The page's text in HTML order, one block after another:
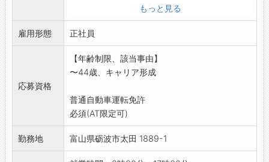
・ガラス製品の梱包作業
・出荷作業(工場内での荷物の移動、荷積み作業
等)
【変更範囲:変更なし】
※面接を希望される方は、事前にハローワーク
の「紹介状」の交付
もっと見る
雇用形態 正社員
応募資格
【年齢制限、該当事由】
〜44歳、キャリア形成
普通自動車運転免許
必須(AT限定可)
勤務地 富山県砺波市太田 1889-1